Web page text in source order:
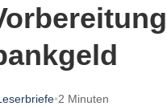
•2 Minuten